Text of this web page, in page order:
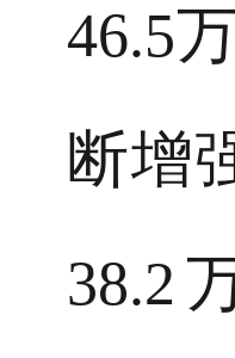
46.5
断增
38.2